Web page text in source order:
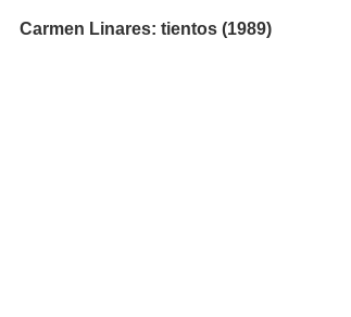
Carmen Linares: tientos (1989)